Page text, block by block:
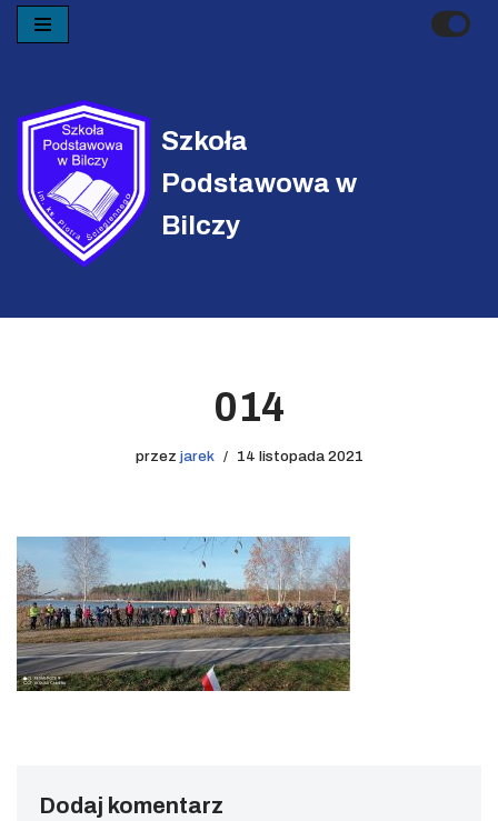
treści
Szkoła
Podstawowa w
Bilczy
014
przez jarek 14 listopada 2021
Dodaj komentarz